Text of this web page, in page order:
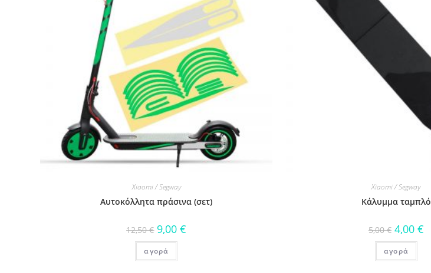
Xiaomi / Segway
Αυτοκόλλητα πράσινα (σετ)
12,50€ 9,00€
αγορά
Xiaomi / Segway
Κάλυμμα ταμπλό
5,00€ 4,00 €
αγορά